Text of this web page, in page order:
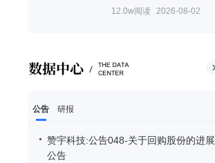
12.0w阅读 2026-08-02
公告 研报
赞宇科技:公告048-关于回购股份的进展
公告